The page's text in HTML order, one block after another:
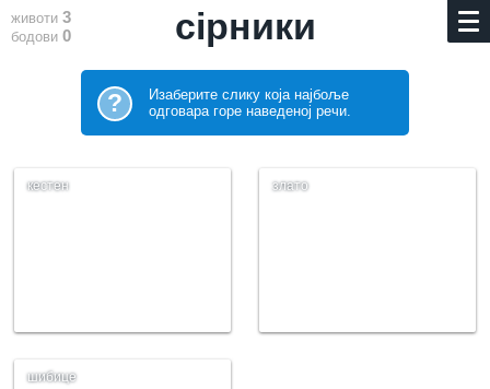
животи 3
бодови 0 сірники
?
Изаберите слику која најбоље
одговара горе наведеној речи.
кестен злато
шибице